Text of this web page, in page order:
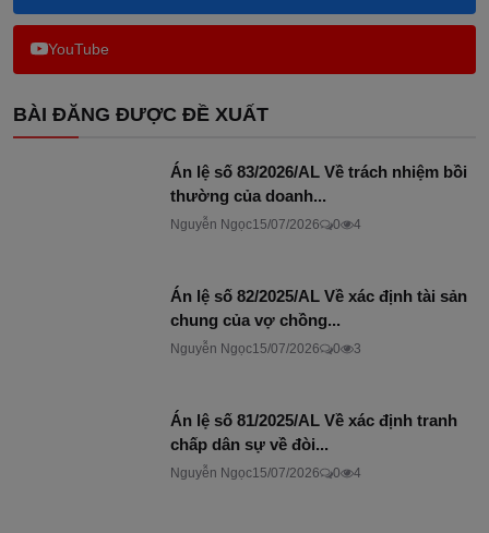
YouTube
BÀI ĐĂNG ĐƯỢC ĐỀ XUẤT
Án lệ số 83/2026/AL Về trách nhiệm bồi
thường của doanh...
Nguyễn Ngọc15/07/2026 0 4
Án lệ số 82/2025/AL Về xác định tài sản
chung của vợ chồng...
Nguyễn Ngọc15/07/2026 0 3
Án lệ số 81/2025/AL Về xác định tranh
chấp dân sự về đòi...
Nguyễn Ngọc15/07/2026 0 4